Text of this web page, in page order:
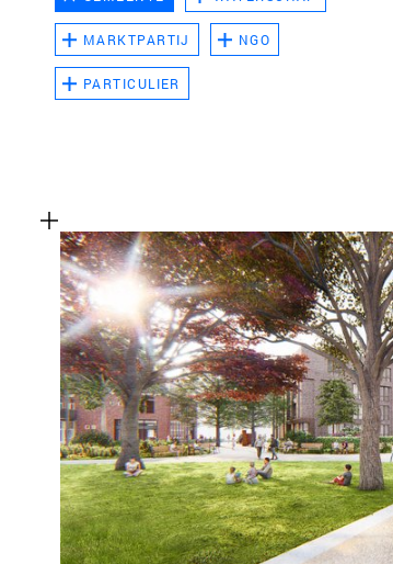
MARKTPARTIJ NGO
PARTICULIER